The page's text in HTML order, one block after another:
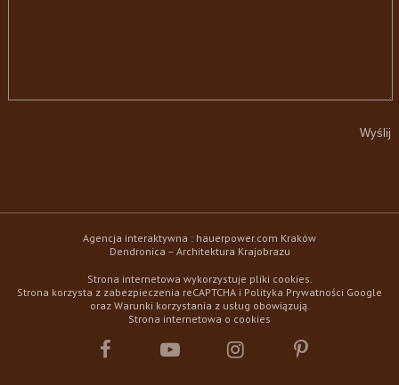
Agencja interaktywna : hauerpower.com Kraków
Dendronica – Architektura Krajobrazu
Strona internetowa wykorzystuje pliki cookies.
Strona korzysta z zabezpieczenia reCAPTCHA i Polityka Prywatności Google
oraz Warunki korzystania z usług obowiązują.
Strona internetowa o cookies